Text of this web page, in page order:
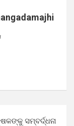
ସମ୍ବର୍ଦ୍ଧନା